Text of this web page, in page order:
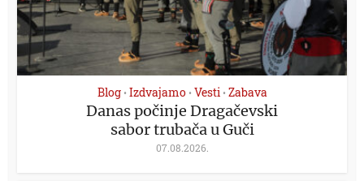
Blog • Izdvajamo • Vesti • Zabava
Danas počinje Dragačevski
sabor trubača u Guči
07.08.2026.